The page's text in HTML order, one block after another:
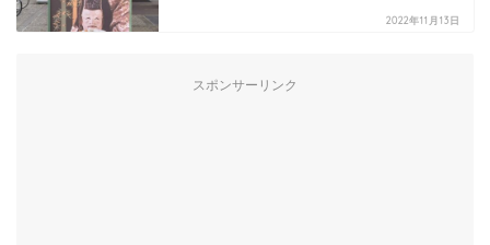
2022年11月13日
スポンサーリンク